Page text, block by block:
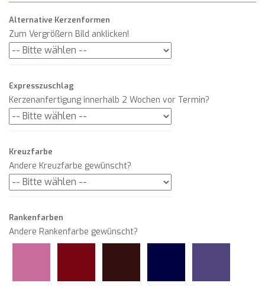
Alternative Kerzenformen
Zum Vergrößern Bild anklicken!
Expresszuschlag
Kerzenanfertigung innerhalb 2 Wochen vor Termin?
Kreuzfarbe
Andere Kreuzfarbe gewünscht?
Rankenfarben
Andere Rankenfarbe gewünscht?